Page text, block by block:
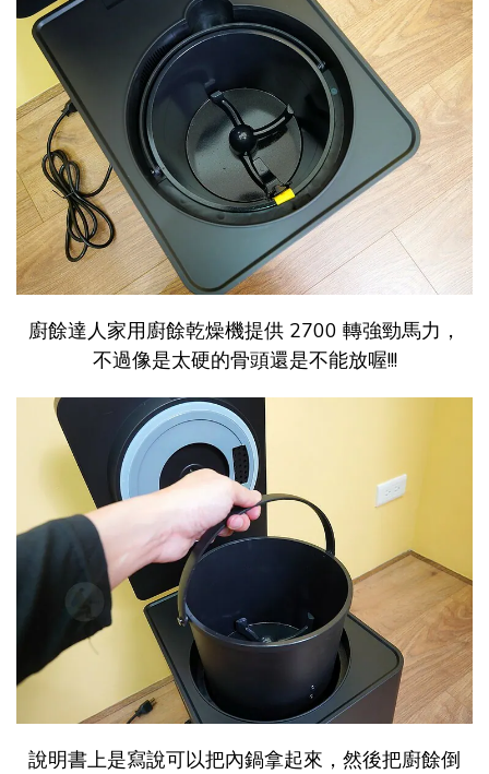
廚餘達人家用廚餘乾燥機提供 2700 轉強勁馬力，
不過像是太硬的骨頭還是不能放喔!!!
說明書上是寫說可以把內鍋拿起來，然後把廚餘倒